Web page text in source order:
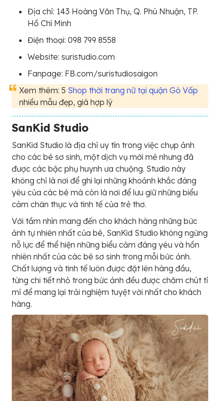
Địa chỉ: 143 Hoàng Văn Thụ, Q. Phú Nhuận, TP.
Hồ Chí Minh
Điện thoại: 098 799 8558
Website: suristudio.com
Fanpage: FB.com/suristudiosaigon
Xem thêm: 5 Shop thời trang nữ tại quận Gò Vấp
nhiều mẫu đẹp, giá hợp lý
SanKid Studio
SanKid Studio là địa chỉ uy tín trong việc chụp ảnh
cho các bé sơ sinh, một dịch vụ mới mẻ nhưng đã
được các bậc phụ huynh ưa chuộng. Studio này
không chỉ là nơi để ghi lại những khoảnh khắc đáng
yêu của các bé mà còn là nơi để lưu giữ những biểu
cảm chân thực và tinh tế của trẻ thơ.
Với tầm nhìn mang đến cho khách hàng những bức
ảnh tự nhiên nhất của bé, SanKid Studio không ngừng
nỗ lực để thể hiện những biểu cảm đáng yêu và hồn
nhiên nhất của các bé sơ sinh trong mỗi bức ảnh.
Chất lượng và tinh tế luôn được đặt lên hàng đầu,
từng chi tiết nhỏ trong bức ảnh đều được chăm chút tỉ
mỉ để mang lại trải nghiệm tuyệt vời nhất cho khách
hàng.